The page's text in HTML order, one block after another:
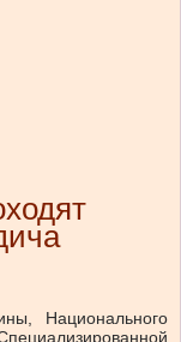
Национального